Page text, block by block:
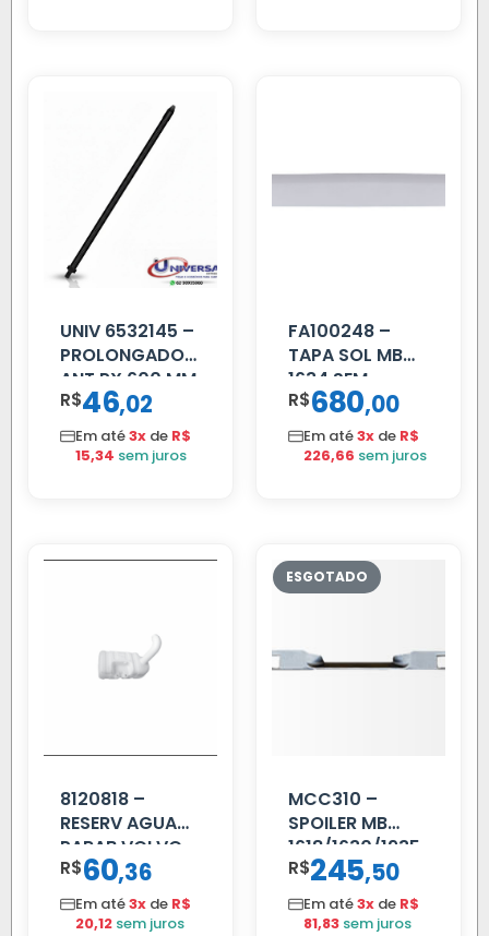
UNIV 6532145 –
PROLONGADOR
ANT PX 600 MM
FIBRA PRETA
R$46,02
Em até3x de R$
15,34 sem juros
FA100248 –
TAPA SOL MB
1634 SEM
SUPORTE FIBRA
R$680,00
Em até3x de R$
226,66 sem juros
8120818 –
RESERV AGUA
PARAB VOLVO
EDC
R$60,36
Em até3x de R$
20,12 sem juros
MCC310 –
SPOILER MB
1618/1630/1935
02 FAR
R$245,50
Em até3x de R$
81,83 sem juros